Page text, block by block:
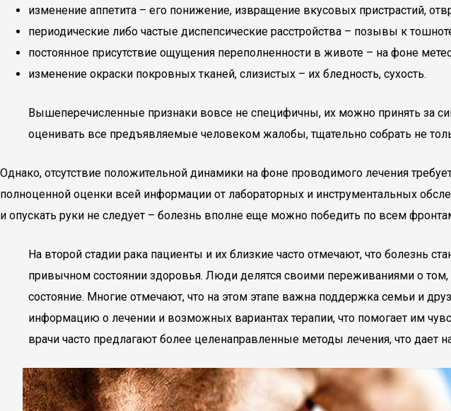
изменение аппетита – его понижение, извращение вкусовых пристрастий,
периодические либо частые диспепсические расстройства – позывы к
постоянное присутствие ощущения переполненности в животе – на фоне
изменение окраски покровных тканей, слизистых – их бледность, сухость.
Вышеперечисленные признаки вовсе не специфичны, их можно принять за
оценивать все предъявляемые человеком жалобы, тщательно собрать не
Однако, отсутствие положительной динамики на фоне проводимого лечения
полноценной оценки всей информации от лабораторных и инструментальных
и опускать руки не следует – болезнь вполне еще можно победить по всем
На второй стадии рака пациенты и их близкие часто отмечают, что болезнь
привычном состоянии здоровья. Люди делятся своими переживаниями о
состояние. Многие отмечают, что на этом этапе важна поддержка семьи и
информацию о лечении и возможных вариантах терапии, что помогает им
врачи часто предлагают более целенаправленные методы лечения, что дает